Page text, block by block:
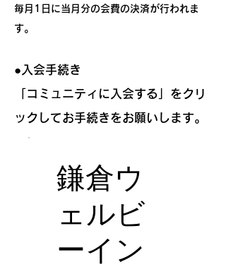
毎月1日に当月分の会費の決済が行われま
す。
● 入会手続き
​「コミュニティに入会する」をクリ
ックしてお手続きをお願いします。
鎌倉ウ
ェルビ
ーイン